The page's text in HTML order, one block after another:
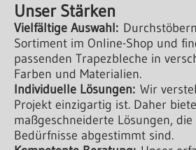
Unser Stärken
Vielfältige Auswahl:
Sortiment im Online-Shop und
passenden Trapezbleche in
Farben und Materialien.
Individuelle Lösungen: Wir
Projekt einzigartig ist. Daher
maßgeschneiderte Lösungen,
Bedürfnisse abgestimmt sind.